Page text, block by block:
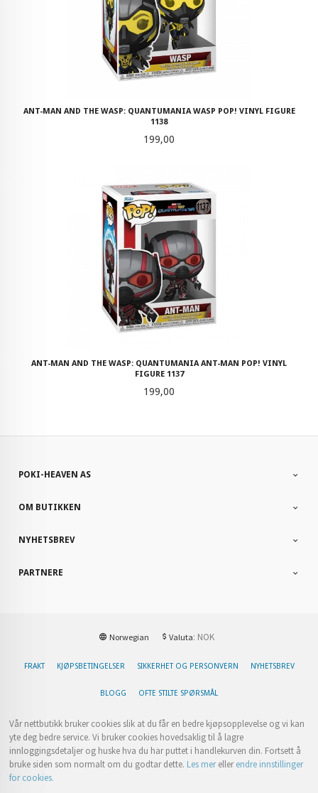
ANT-MAN AND THE WASP: QUANTUMANIA WASP POP! VINYL FIGURE
1138
Pris
199,00
ANT-MAN AND THE WASP: QUANTUMANIA ANT-MAN POP! VINYL
FIGURE 1137
Pris
199,00
POKI-HEAVEN AS
OM BUTIKKEN
NYHETSBREV
PARTNERE
Norwegian Valuta: NOK
FRAKT KJØPSBETINGELSER SIKKERHET OG PERSONVERN NYHETSBREV
BLOGG OFTE STILTE SPØRSMÅL
Vår nettbutikk bruker cookies slik at du får en bedre kjøpsopplevelse og vi kan
yte deg bedre service. Vi bruker cookies hovedsaklig til å lagre
innloggingsdetaljer og huske hva du har puttet i handlekurven din. Fortsett å
bruke siden som normalt om du godtar dette. Les merellerendre innstillinger
for cookies.